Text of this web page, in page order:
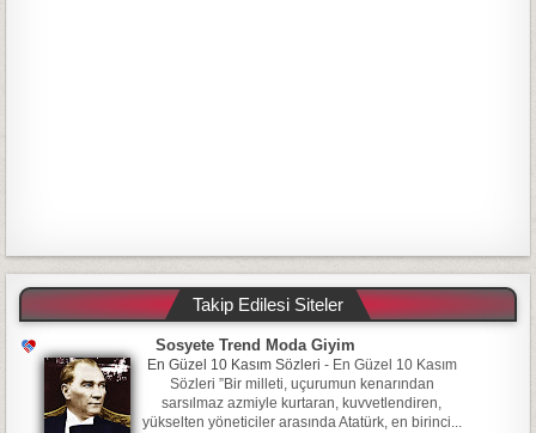
Takip Edilesi Siteler
Sosyete Trend Moda Giyim
En Güzel 10 Kasım Sözleri - En Güzel 10 Kasım
Sözleri ”Bir milleti, uçurumun kenarından
sarsılmaz azmiyle kurtaran, kuvvetlendiren,
yükselten yöneticiler arasında Atatürk, en birinci...